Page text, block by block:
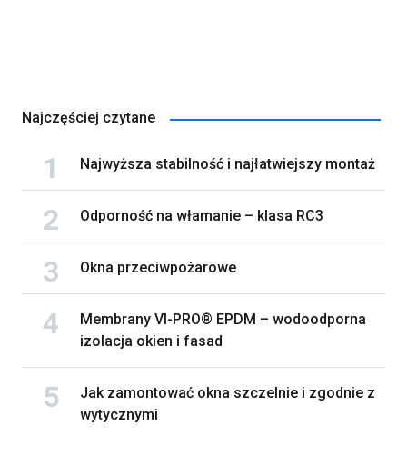
Najczęściej czytane
Najwyższa stabilność i najłatwiejszy montaż
Odporność na włamanie – klasa RC3
Okna przeciwpożarowe
Membrany VI-PRO® EPDM – wodoodporna
izolacja okien i fasad
Jak zamontować okna szczelnie i zgodnie z
wytycznymi